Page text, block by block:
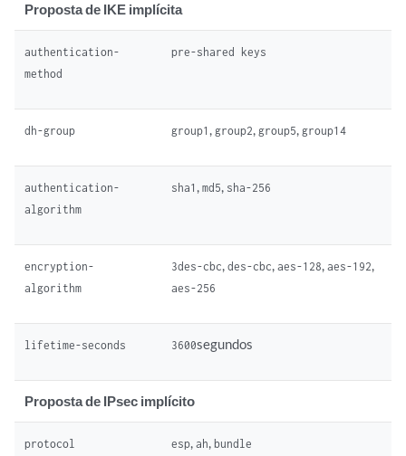
Proposta de IKE implícita
authentication-
method
pre-shared keys
dh-group group1 group2 group5 group14
authentication-
algorithm
sha1 ,md5 sha-256
encryption-
algorithm
3des-cbc ,des-cbc aes-128 aes-192
aes-256
lifetime-seconds 3600segundos
Proposta de IPsec implícito
protocol esp ah ,bundle